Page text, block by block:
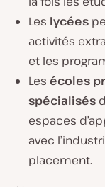
Les lycées
activités
et les
Les écoles
spécialisés
espaces
avec
placement.